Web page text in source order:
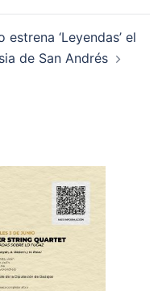
‘Leyendas’ el
de San Andrés